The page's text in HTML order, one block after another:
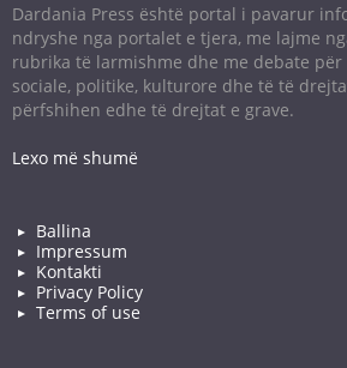
Dardania Press është portal i pavarur
ndryshe nga portalet e tjera, me lajme
rubrika të larmishme dhe me debate
sociale, politike, kulturore dhe të të
përfshihen edhe të drejtat e grave.
Lexo më shumë
Ballina
Impressum
Kontakti
Privacy Policy
Terms of use